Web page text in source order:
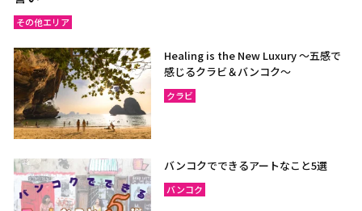
その他エリア
Healing is the New Luxury ～五感で
感じるクラビ＆バンコク～
クラビ
バンコクでできるアートなこと5選
バンコク